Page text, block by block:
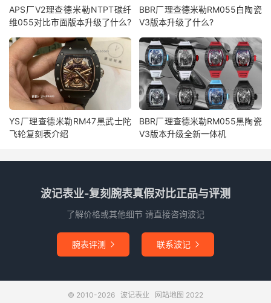
APS厂V2理查德米勒NTPT碳纤
维055对比市面版本升级了什么?
BBR厂理查德米勒RM055白陶瓷
V3版本升级了什么?
YS厂理查德米勒RM47黑武士陀
飞轮复刻表介绍
BBR厂理查德米勒RM055黑陶瓷
V3版本升级全新一体机
波记表业-复刻腕表真假对比正品与评测
了解价格或其他细节 请直接咨询波记
腕表评测  联系波记 
© 2010-2026 波记表业 网站地图 2022